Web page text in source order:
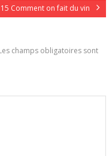
Comment on fait du vin
champs obligatoires sont